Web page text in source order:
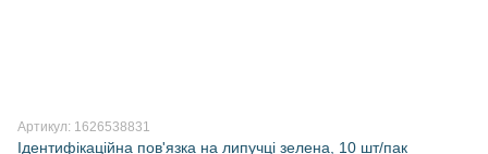
Артикул: 1626538831
Ідентифікаційна пов'язка на липучці зелена, 10 шт/пак